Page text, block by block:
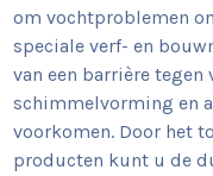
om vochtproblemen
speciale verf- en
van een barrière
schimmelvorming en
voorkomen. Door het
producten kunt u de